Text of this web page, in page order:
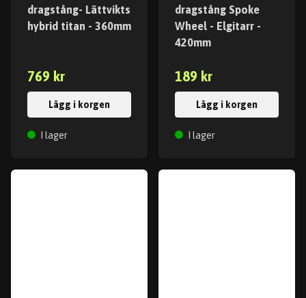
dragstång- Lättvikts
hybrid titan - 360mm
769 kr
Lägg i korgen
I lager
dragstång Spoke
Wheel - Elgitarr -
420mm
189 kr
Lägg i korgen
I lager